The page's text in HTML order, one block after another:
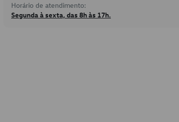
Horário de atendimento:
Segunda à sexta, das 8h às 17h.